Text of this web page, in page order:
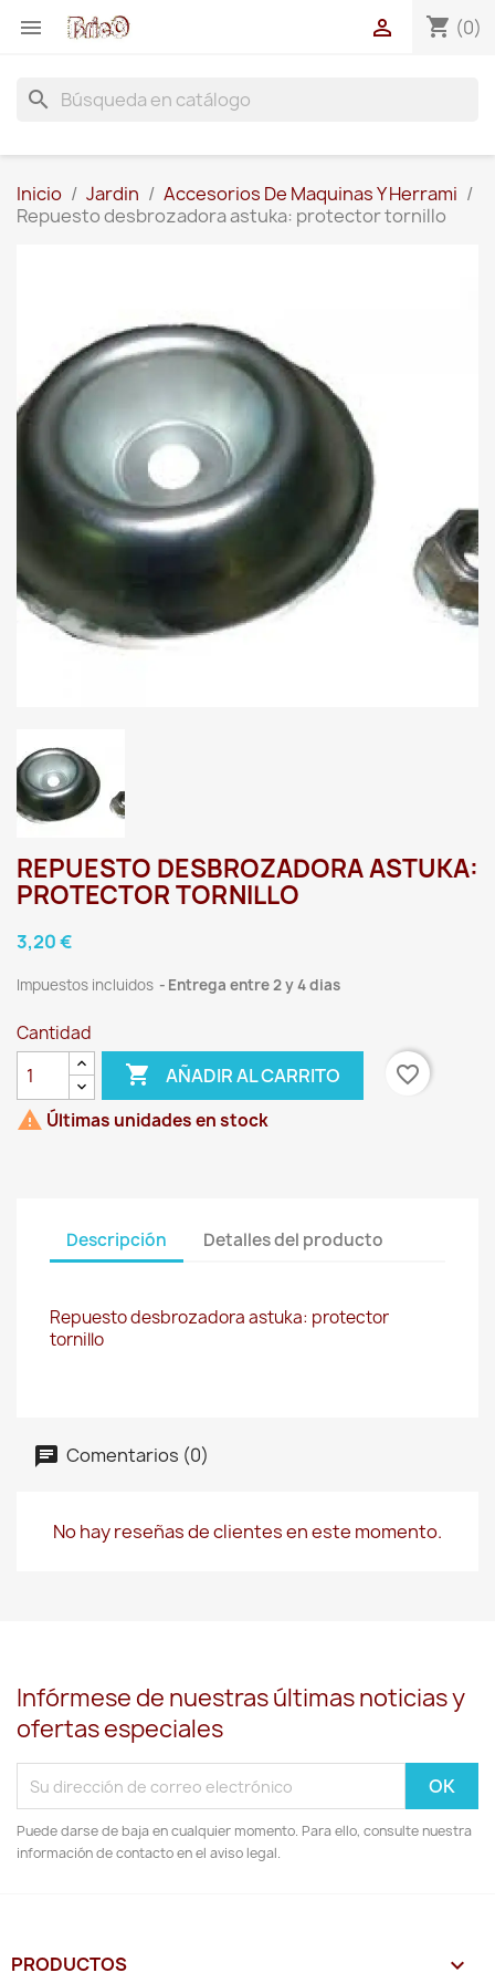
 shopping_cart (0)

search
Inicio Jardin
Accesorios De Maquinas Y Herrami
Repuesto desbrozadora astuka: protector tornillo
REPUESTO DESBROZADORA ASTUKA:
PROTECTOR TORNILLO
3,20 €
Impuestos incluidos Entrega entre 2 y 4 dias
Cantidad
 AÑADIR AL CARRITO
favorite_border
 Últimas unidades en stock
Descripción Detalles del producto
Repuesto desbrozadora astuka: protector
tornillo
Comentarios (0)
No hay reseñas de clientes en este momento.
Infórmese de nuestras últimas noticias y
ofertas especiales
Puede darse de baja en cualquier momento. Para ello, consulte nuestra
información de contacto en el aviso legal.
PRODUCTOS 